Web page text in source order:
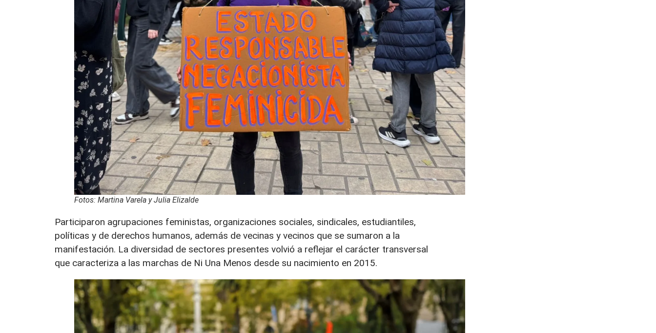
Fotos: Martina Varela y Julia Elizalde
Participaron agrupaciones feministas, organizaciones sociales, sindicales, estudiantiles,
políticas y de derechos humanos, además de vecinas y vecinos que se sumaron a la
manifestación. La diversidad de sectores presentes volvió a reflejar el carácter transversal
que caracteriza a las marchas de Ni Una Menos desde su nacimiento en 2015.